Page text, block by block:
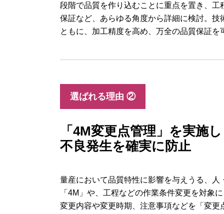
段階で品質を作り込むことに重点を置き、工
保証など、あらゆる角度から詳細に検討。技
ともに、加工精度を高め、万全の品質保証を
選ばれる理由 ②
「4M変更点管理」を実施し
不良発生を確実に防止
量産において品質特性に影響を与えうる、人
「4M」や、工程などの作業条件変更を対象
変更内容や変更時期、注意事項などを「変更